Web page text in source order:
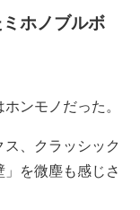
ミホノブルボ
ンモノだった。
、クラッシック
を微塵も感じさ